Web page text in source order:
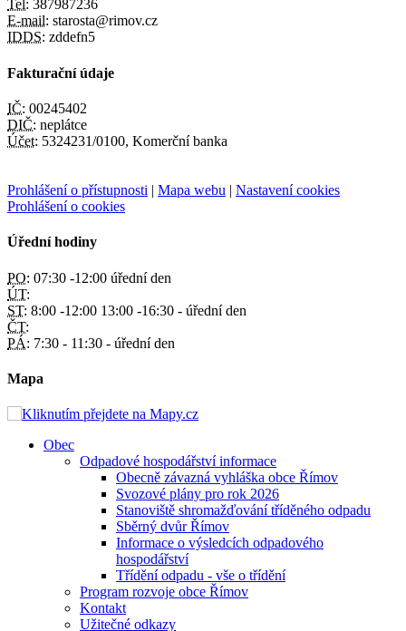
Tel: 387987236
E-mail: starosta@rimov.cz
IDDS: zddefn5
Fakturační údaje
IČ: 00245402
DIČ: neplátce
Účet: 5324231/0100, Komerční banka
Prohlášení o přístupnosti | Mapa webu | Nastavení cookies
Prohlášení o cookies
Úřední hodiny
PO: 07:30 -12:00 úřední den
ÚT:
ST: 8:00 -12:00 13:00 -16:30 - úřední den
ČT:
PÁ: 7:30 - 11:30 - úřední den
Mapa
Obec
Odpadové hospodářství informace
Obecně závazná vyhláška obce Římov
Svozové plány pro rok 2026
Stanoviště shromažďování tříděného odpadu
Sběrný dvůr Římov
Informace o výsledcích odpadového
hospodářství
Třídění odpadu - vše o třídění
Program rozvoje obce Římov
Kontakt
Užitečné odkazy